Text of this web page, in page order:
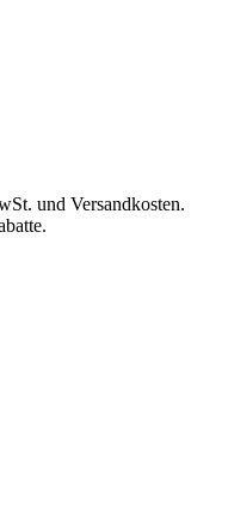
und Versandkosten.